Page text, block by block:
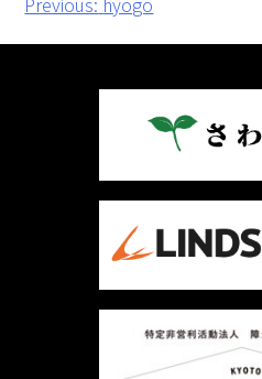
投
稿